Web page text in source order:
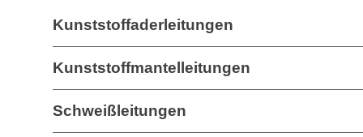
Kunststoffaderleitungen
Kunststoffmantelleitungen
Schweißleitungen